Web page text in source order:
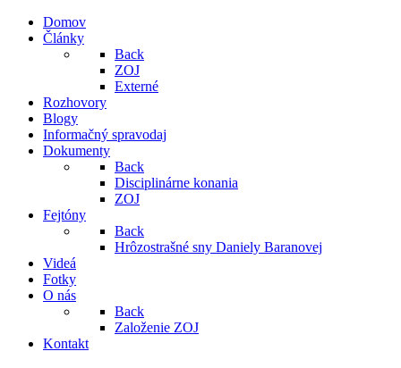
Domov
Články
Back
ZOJ
Externé
Rozhovory
Blogy
Informačný spravodaj
Dokumenty
Back
Disciplinárne konania
ZOJ
Fejtóny
Back
Hrôzostrašné sny Daniely Baranovej
Videá
Fotky
O nás
Back
Založenie ZOJ
Kontakt